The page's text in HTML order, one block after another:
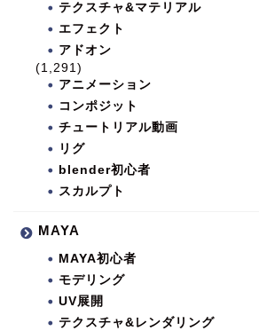
テクスチャ&マテリアル
エフェクト
アドオン
(1,291)
アニメーション
コンポジット
チュートリアル動画
リグ
blender初心者
スカルプト
MAYA
MAYA初心者
モデリング
UV展開
テクスチャ&レンダリング